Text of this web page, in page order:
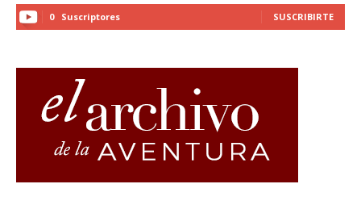
0 Suscriptores SUSCRIBIRTE